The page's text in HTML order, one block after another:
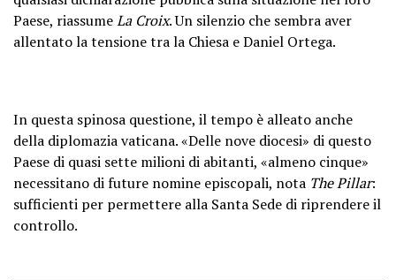
Paese, riassumeLa Croix. Un silenzio che sembra aver
allentato la tensione tra la Chiesa e Daniel Ortega.
In questa spinosa questione, il tempo è alleato anche
della diplomazia vaticana. «Delle nove diocesi» di questo
Paese di quasi sette milioni di abitanti, «almeno cinque»
necessitano di future nomine episcopali, nota The Pillar:
sufficienti per permettere alla Santa Sede di riprendere il
controllo.